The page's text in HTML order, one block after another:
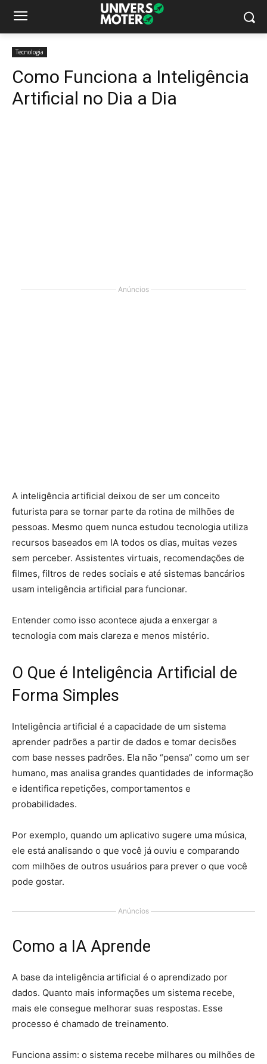
Tecnologia
Como Funciona a Inteligência
Artificial no Dia a Dia
Anúncios
A inteligência artificial deixou de ser um conceito
futurista para se tornar parte da rotina de milhões de
pessoas. Mesmo quem nunca estudou tecnologia utiliza
recursos baseados em IA todos os dias, muitas vezes
sem perceber. Assistentes virtuais, recomendações de
filmes, filtros de redes sociais e até sistemas bancários
usam inteligência artificial para funcionar.
Entender como isso acontece ajuda a enxergar a
tecnologia com mais clareza e menos mistério.
O Que é Inteligência Artificial de
Forma Simples
Inteligência artificial é a capacidade de um sistema
aprender padrões a partir de dados e tomar decisões
com base nesses padrões. Ela não “pensa” como um ser
humano, mas analisa grandes quantidades de informação
e identifica repetições, comportamentos e
probabilidades.
Por exemplo, quando um aplicativo sugere uma música,
ele está analisando o que você já ouviu e comparando
com milhões de outros usuários para prever o que você
pode gostar.
Anúncios
Como a IA Aprende
A base da inteligência artificial é o aprendizado por
dados. Quanto mais informações um sistema recebe,
mais ele consegue melhorar suas respostas. Esse
processo é chamado de treinamento.
Funciona assim: o sistema recebe milhares ou milhões de